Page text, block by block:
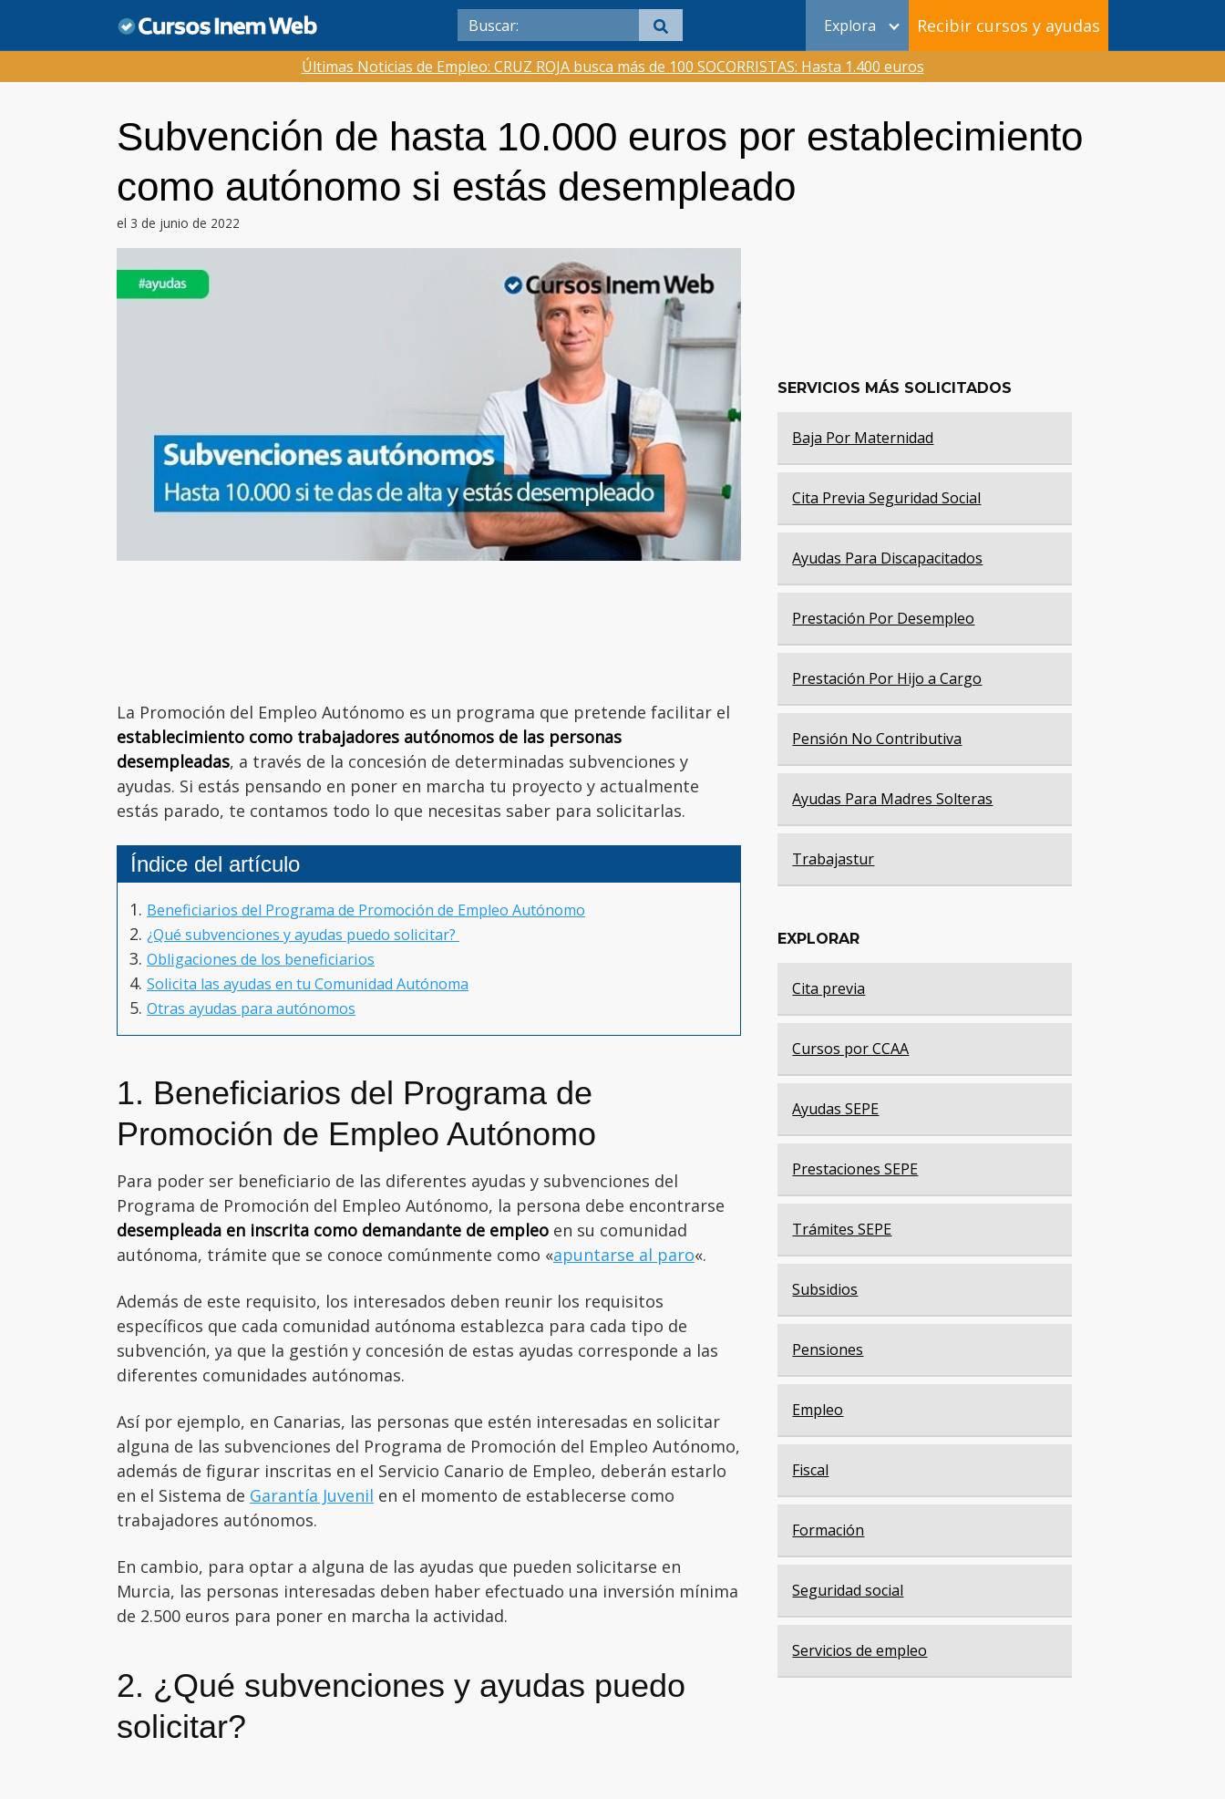
contenido
Explora Recibir cursos y ayudas
Últimas Noticias de Empleo: CRUZ ROJA busca más de 100 SOCORRISTAS: Hasta 1.400 euros
Subvención de hasta 10.000 euros por establecimiento
como autónomo si estás desempleado
el 3 de junio de 2022
La Promoción del Empleo Autónomo es un programa que pretende facilitar el
establecimiento como trabajadores autónomos de las personas
desempleadas, a través de la concesión de determinadas subvenciones y
ayudas. Si estás pensando en poner en marcha tu proyecto y actualmente
estás parado, te contamos todo lo que necesitas saber para solicitarlas.
Índice del artículo
Beneficiarios del Programa de Promoción de Empleo Autónomo
¿Qué subvenciones y ayudas puedo solicitar?
Obligaciones de los beneficiarios
Solicita las ayudas en tu Comunidad Autónoma
Otras ayudas para autónomos
1. Beneficiarios del Programa de
Promoción de Empleo Autónomo
Para poder ser beneficiario de las diferentes ayudas y subvenciones del
Programa de Promoción del Empleo Autónomo, la persona debe encontrarse
desempleada en inscrita como demandante de empleo en su comunidad
autónoma, trámite que se conoce comúnmente como «apuntarse al paro«.
Además de este requisito, los interesados deben reunir los requisitos
específicos que cada comunidad autónoma establezca para cada tipo de
subvención, ya que la gestión y concesión de estas ayudas corresponde a las
diferentes comunidades autónomas.
Así por ejemplo, en Canarias, las personas que estén interesadas en solicitar
alguna de las subvenciones del Programa de Promoción del Empleo Autónomo,
además de figurar inscritas en el Servicio Canario de Empleo, deberán estarlo
en el Sistema de Garantía Juvenil en el momento de establecerse como
trabajadores autónomos.
En cambio, para optar a alguna de las ayudas que pueden solicitarse en
Murcia, las personas interesadas deben haber efectuado una inversión mínima
de 2.500 euros para poner en marcha la actividad.
2. ¿Qué subvenciones y ayudas puedo
solicitar?
SERVICIOS MÁS SOLICITADOS
Baja Por Maternidad
Cita Previa Seguridad Social
Ayudas Para Discapacitados
Prestación Por Desempleo
Prestación Por Hijo a Cargo
Pensión No Contributiva
Ayudas Para Madres Solteras
Trabajastur
EXPLORAR
Cita previa
Cursos por CCAA
Ayudas SEPE
Prestaciones SEPE
Trámites SEPE
Subsidios
Pensiones
Empleo
Fiscal
Formación
Seguridad social
Servicios de empleo